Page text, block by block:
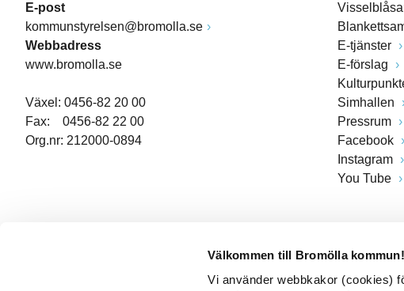
Välkommen till Bromölla kommun!
Vi använder webbkakor (cookies)
E-post
kommunstyrelsen@bromolla.se
Webbadress
www.bromolla.se
Växel: 0456-82 20 00
Fax: 0456-82 22 00
Org.nr: 212000-0894
E-tjänster
E-förslag
Simhallen
Pressrum
Facebook
Instagram
You Tube